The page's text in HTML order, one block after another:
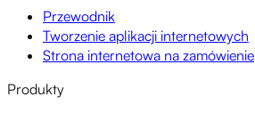
Przewodnik
Tworzenie aplikacji internetowych
Strona internetowa na zamówienie
Produkty